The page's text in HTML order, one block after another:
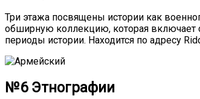
Три этажа посвящены истории как
обширную коллекцию, которая
периоды истории. Находится по адресу
№6 Этнографии